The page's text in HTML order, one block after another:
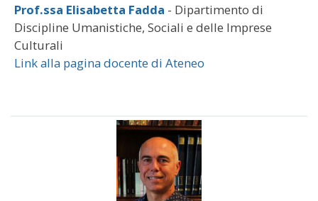
Prof.ssa Elisabetta Fadda - Dipartimento di
Discipline Umanistiche, Sociali e delle Imprese
Culturali
Link alla pagina docente di Ateneo